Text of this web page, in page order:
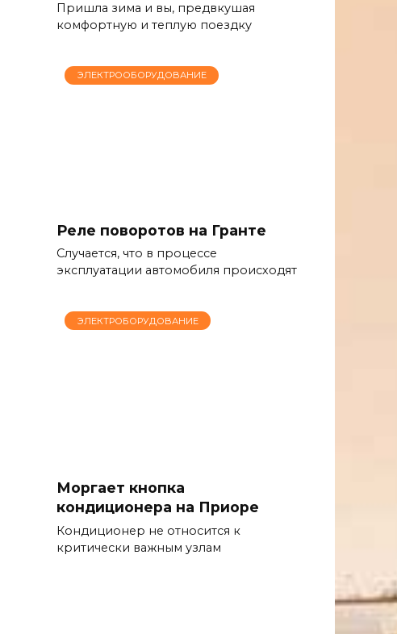
Пришла зима и вы, предвкушая
комфортную и теплую поездку
ЭЛЕКТРООБОРУДОВАНИЕ
Реле поворотов на Гранте
Случается, что в процессе
эксплуатации автомобиля происходят
ЭЛЕКТРОБОРУДОВАНИЕ
Моргает кнопка
кондиционера на Приоре
Кондиционер не относится к
критически важным узлам